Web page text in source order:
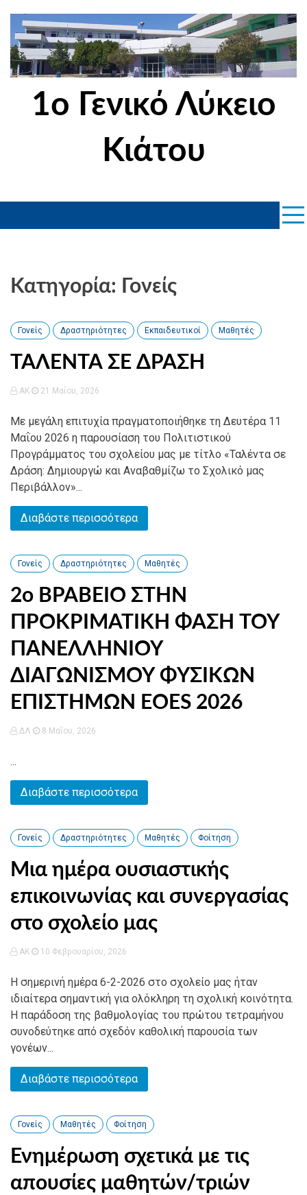
content
1ο Γενικό Λύκειο
Κιάτου
Κατηγορία: Γονείς
Γονείς Δραστηριότητες Εκπαιδευτικοί Μαθητές
ΤΑΛΕΝΤΑ ΣΕ ΔΡΑΣΗ
AK 21 Μαΐου, 2026
Με μεγάλη επιτυχία πραγματοποιήθηκε τη Δευτέρα 11
Μαΐου 2026 η παρουσίαση του Πολιτιστικού
Προγράμματος του σχολείου μας με τίτλο «Ταλέντα σε
Δράση: Δημιουργώ και Αναβαθμίζω το Σχολικό μας
Περιβάλλον»...
Διαβάστε περισσότερα
Γονείς Δραστηριότητες Μαθητές
2ο ΒΡΑΒΕΙΟ ΣΤΗΝ
ΠΡΟΚΡΙΜΑΤΙΚΗ ΦΑΣΗ ΤΟΥ
ΠΑΝΕΛΛΗΝΙΟΥ
ΔΙΑΓΩΝΙΣΜΟΥ ΦΥΣΙΚΩΝ
ΕΠΙΣΤΗΜΩΝ EOES 2026
ΔΛ 8 Μαΐου, 2026
...
Διαβάστε περισσότερα
Γονείς Δραστηριότητες Μαθητές Φοίτηση
Μια ημέρα ουσιαστικής
επικοινωνίας και συνεργασίας
στο σχολείο μας
AK 10 Φεβρουαρίου, 2026
Η σημερινή ημέρα 6-2-2026 στο σχολείο μας ήταν
ιδιαίτερα σημαντική για ολόκληρη τη σχολική κοινότητα.
Η παράδοση της βαθμολογίας του πρώτου τετραμήνου
συνοδεύτηκε από σχεδόν καθολική παρουσία των
γονέων...
Διαβάστε περισσότερα
Γονείς Μαθητές Φοίτηση
Ενημέρωση σχετικά με τις
απουσίες μαθητών/τριών